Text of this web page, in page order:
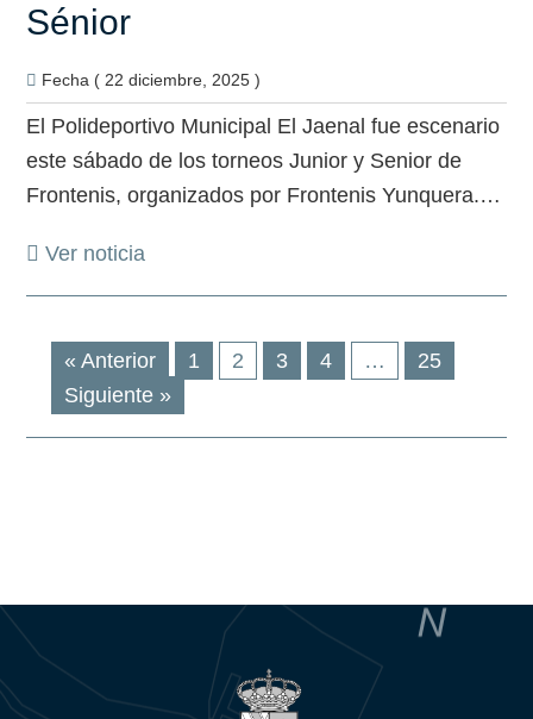
Sénior
Fecha ( 22 diciembre, 2025 )
El Polideportivo Municipal El Jaenal fue escenario
este sábado de los torneos Junior y Senior de
Frontenis, organizados por Frontenis Yunquera.…
Ver noticia
« Anterior 1 2 3 4 …
25
Siguiente »